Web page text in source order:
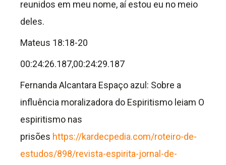
reunidos em meu nome, aí estou eu no meio
deles.
Mateus 18:18-20
00:24:26.187,00:24:29.187
Fernanda Alcantara Espaço azul: Sobre a
influência moralizadora do Espiritismo leiam O
espiritismo nas
prisões https://kardecpedia.com/roteiro-de-
estudos/898/revista-espirita-jornal-de-